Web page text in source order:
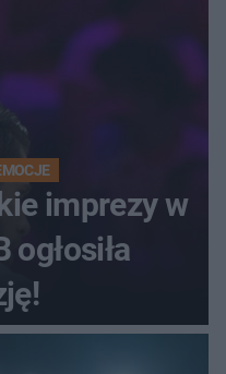
imprezy w
ogłosiła